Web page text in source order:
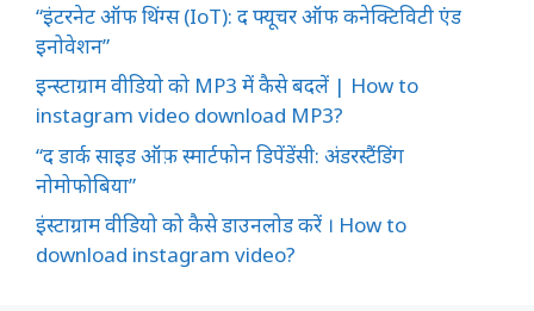
“इंटरनेट ऑफ थिंग्स (IoT): द फ्यूचर ऑफ कनेक्टिविटी एंड
इनोवेशन”
इन्स्टाग्राम वीडियो को MP3 में कैसे बदलें | How to
instagram video download MP3?
“द डार्क साइड ऑफ़ स्मार्टफोन डिपेंडेंसी: अंडरस्टैंडिंग
नोमोफोबिया”
इंस्टाग्राम वीडियो को कैसे डाउनलोड करें । How to
download instagram video?